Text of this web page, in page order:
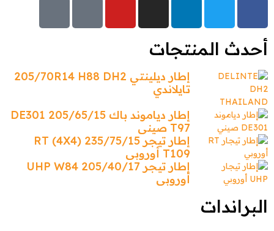
أحدث المنتجات
إطار ديلينتي 205/70R14 H88 DH2
تايلاندي
إطار دياموند باك 205/65/15 DE301
T97 صيني
إطار تيجر 235/75/15 (4X4) RT
T109 أوروبي
إطار تيجر 205/40/17 UHP W84
أوروبي
البراندات